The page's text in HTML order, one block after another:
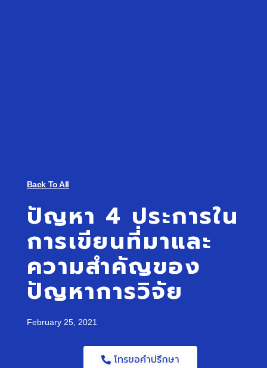
Back To All
ปัญหา 4 ประการใน
การเขียนที่มาและ
ความสำคัญของ
ปัญหาการวิจัย
February 25, 2021
โทรขอคำปรึกษา